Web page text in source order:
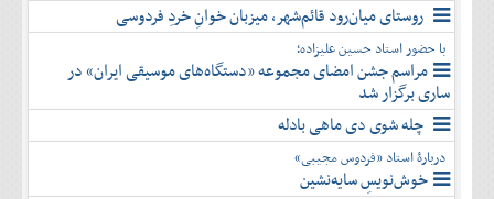
روستای میان‌رود قائم‌شهر، میزبان خوانِ خردِ فردوسی
با حضور استاد حسین علیزاده؛
مراسم جشن امضای مجموعه «دستگاه‌های موسیقی ایران» در
ساری برگزار شد
چله شوی دی ماهی بادله
دربارۀ استاد «فردوس مجیبی»
خوش‌نویسِ سایه‌نشین